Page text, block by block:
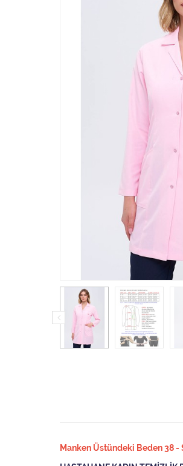
Manken Üstündeki Beden 38